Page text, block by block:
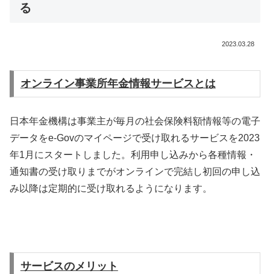
る
2023.03.28
オンライン事業所年金情報サービスとは
日本年金機構は事業主が毎月の社会保険料額情報等の電子
データをe-Govのマイページで受け取れるサービスを2023
年1月にスタートしました。利用申し込みから各種情報・
通知書の受け取りまでがオンラインで完結し初回の申し込
み以降は定期的に受け取れるようになります。
サービスのメリット